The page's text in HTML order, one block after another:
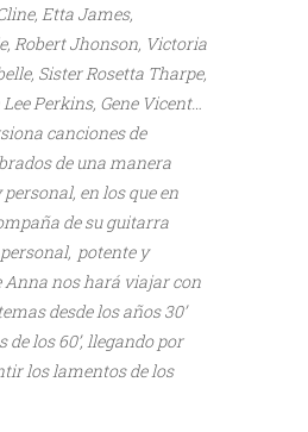
Etta James,
Robert Jhonson, Victoria
Sister Rosetta Tharpe,
Perkins, Gene Vicent…
canciones de
de una manera
en los que en
de su guitarra
potente y
Anna nos hará viajar con
desde los años 30’
los 60’, llegando por
los lamentos de los